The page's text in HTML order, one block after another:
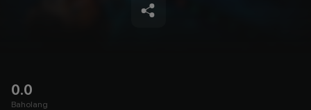
0.0
Baholang